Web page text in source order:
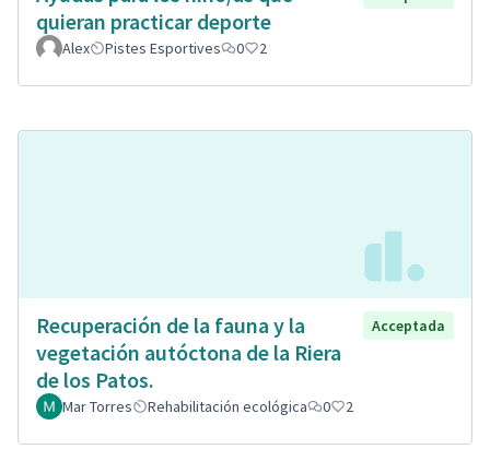
quieran practicar deporte
Alex Pistes Esportives 0 2
Recuperación de la fauna y la
vegetación autóctona de la Riera
de los Patos.
Acceptada
Mar Torres Rehabilitación ecológica 0 2